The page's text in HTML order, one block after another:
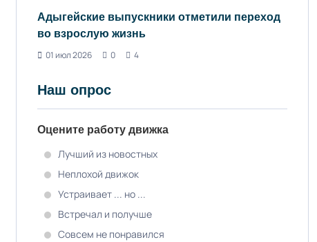
Адыгейские выпускники отметили переход
во взрослую жизнь
01 июл 2026
0 4
Наш опрос
Оцените работу движка
Лучший из новостных
Неплохой движок
Устраивает ... но ...
Встречал и получше
Совсем не понравился